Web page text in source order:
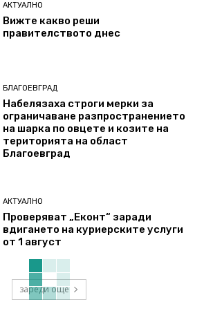
АКТУАЛНО
Вижте какво реши
правителството днес
БЛАГОЕВГРАД
Набелязаха строги мерки за
ограничаване разпространението
на шарка по овцете и козите на
територията на област
Благоевград
АКТУАЛНО
Проверяват „Еконт“ заради
вдигането на куриерските услуги
от 1 август
зареди още